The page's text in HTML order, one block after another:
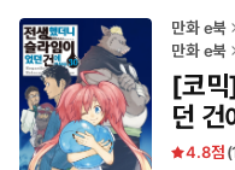
로
이
동
만화 e북
만화 e북
[코
던
4.8 (